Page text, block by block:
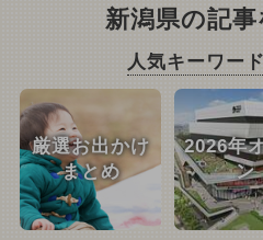
新潟県の記
人気キーワー
厳選お出かけ
まとめ
2026年
ン